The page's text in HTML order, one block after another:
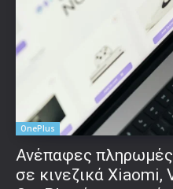
OnePlus
Ανέπαφες πληρωμές
σε κινεζικά Xiaomi,